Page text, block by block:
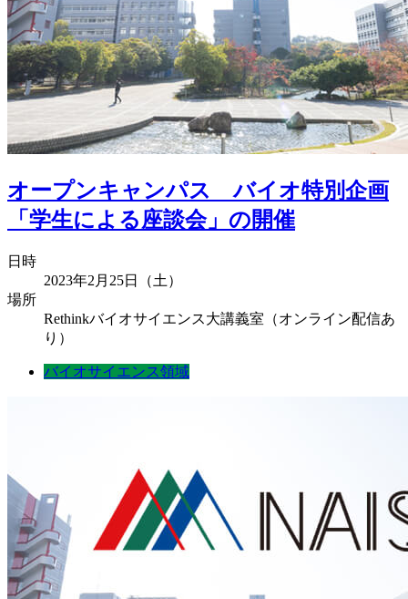
オープンキャンパス バイオ特別企画
「学生による座談会」の開催
日時
2023年2月25日（土）
場所
Rethinkバイオサイエンス大講義室（オンライン配信あ
り）
バイオサイエンス領域